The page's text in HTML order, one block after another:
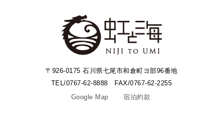
〒926-0175 石川県七尾市和倉町ヨ部96番地
TEL/0767-62-8888 FAX/0767-62-2255
Google Map
宿泊約款